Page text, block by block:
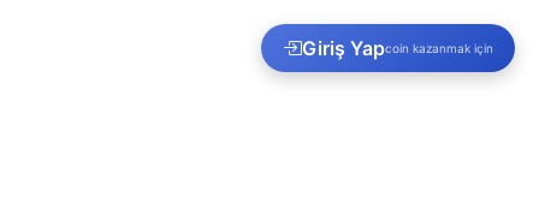
Giriş Yapcoin kazanmak için